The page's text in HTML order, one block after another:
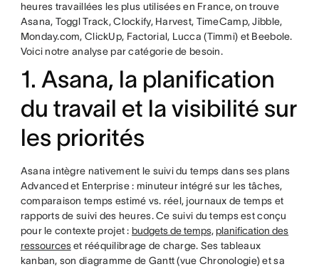
heures travaillées les plus utilisées en France, on trouve
Asana, Toggl Track, Clockify, Harvest, TimeCamp, Jibble,
Monday.com, ClickUp, Factorial, Lucca (Timmi) et Beebole.
Voici notre analyse par catégorie de besoin.
1. Asana, la planification
du travail et la visibilité sur
les priorités
Asana intègre nativement le suivi du temps dans ses plans
Advanced et Enterprise : minuteur intégré sur les tâches,
comparaison temps estimé vs. réel, journaux de temps et
rapports de suivi des heures. Ce suivi du temps est conçu
pour le contexte projet : budgets de temps, planification des
ressourceset rééquilibrage de charge. Ses tableaux
kanban, son diagramme de Gantt (vue Chronologie) et sa